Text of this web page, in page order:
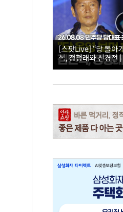
[스팟Live] “당 돌아
석, 정청래와 신경전
당대표·최고위원 후